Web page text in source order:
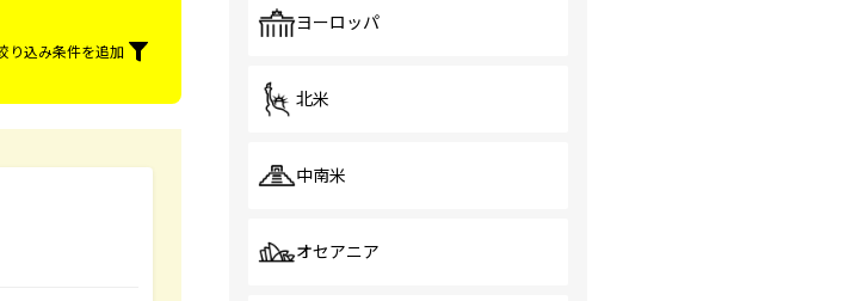
り込み条件を追加
ヨーロッパ
北米
中南米
オセアニア